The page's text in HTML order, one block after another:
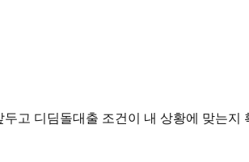
고 디딤돌대출 조건이 내 상황에 맞는